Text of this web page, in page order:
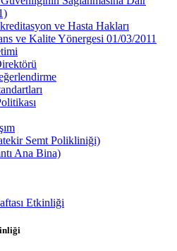
ve Hasta Hakları
ve Kalite Yönergesi 01/03/2011
Semt Polikliniği)
Ana Bina)
Etkinliği